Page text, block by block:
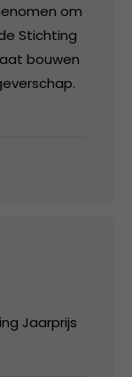
om
Stichting
bouwen
Jaarprijs